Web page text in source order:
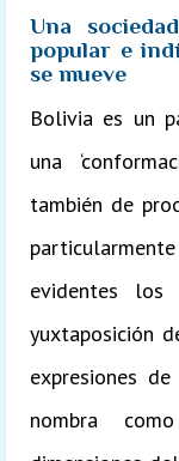
Una
popular e
se mueve
Bolivia es un
una
también de
evidentes los
yuxtaposición
expresiones
nombra